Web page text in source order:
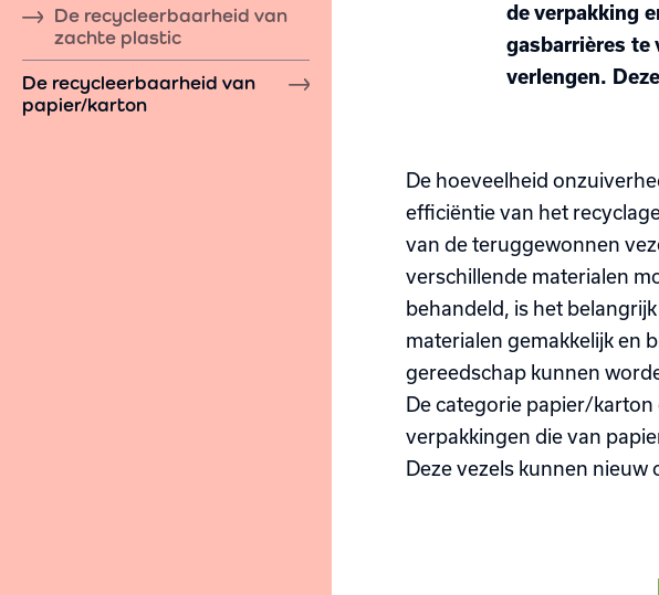
De recycleerbaarheid van
zachte plastic
De recycleerbaarheid van
papier/karton
de verpakking
gasbarrières te
verlengen.
De hoeveelheid
efficiëntie van het
van de teruggewonnen
verschillende materialen
behandeld, is het
materialen gemakkelijk en
gereedschap kunnen
De categorie papier/
verpakkingen die van
Deze vezels kunnen nieuw